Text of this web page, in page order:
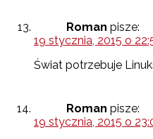
Roman pisze:
19 stycznia, 2015 o
Świat potrzebuje
Roman pisze:
19 stycznia, 2015 o